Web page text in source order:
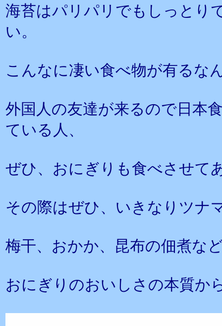
海苔はパリパリでもしっとり
い。
こんなに凄い食べ物が有るな
外国人の友達が来るので日本
ている人、
ぜひ、おにぎりも食べさせて
その際はぜひ、いきなりツナ
梅干、おかか、昆布の佃煮な
おにぎりのおいしさの本質か